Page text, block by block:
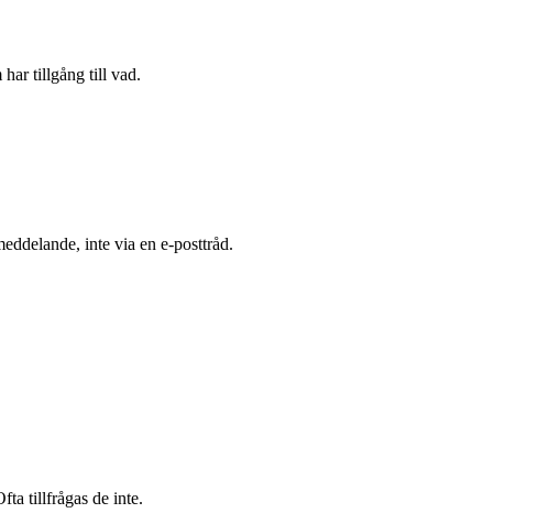
har tillgång till vad.
inte via en e-posttråd.
tillfrågas de inte.